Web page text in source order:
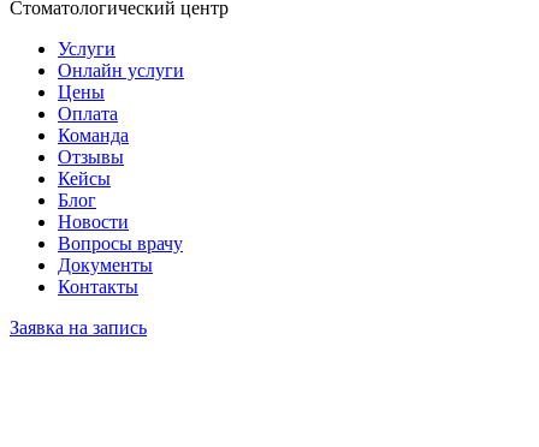
Стоматологический центр
Услуги
Онлайн услуги
Цены
Оплата
Команда
Отзывы
Кейсы
Блог
Новости
Вопросы врачу
Документы
Контакты
Заявка на запись